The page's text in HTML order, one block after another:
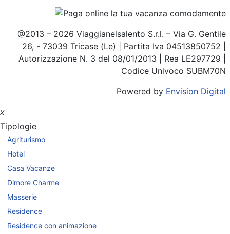
@2013 – 2026 Viaggianelsalento S.r.l. – Via G. Gentile
26, - 73039 Tricase (Le) | Partita Iva 04513850752 |
Autorizzazione N. 3 del 08/01/2013 | Rea LE297729 |
Codice Univoco SUBM70N
Powered by Envision Digital
x
Tipologie
Agriturismo
Hotel
Casa Vacanze
Dimore Charme
Masserie
Residence
Residence con animazione